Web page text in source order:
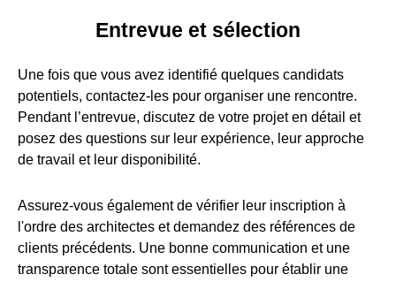
Entrevue et sélection
Une fois que vous avez identifié quelques candidats
potentiels, contactez-les pour organiser une rencontre.
Pendant l’entrevue, discutez de votre projet en détail et
posez des questions sur leur expérience, leur approche
de travail et leur disponibilité.
Assurez-vous également de vérifier leur inscription à
l'ordre des architectes et demandez des références de
clients précédents. Une bonne communication et une
transparence totale sont essentielles pour établir une